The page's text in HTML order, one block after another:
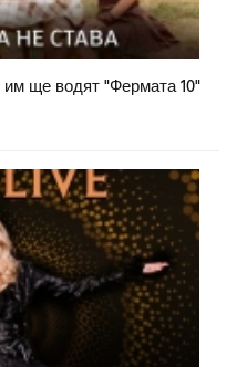
ще водят "Фермата 10"